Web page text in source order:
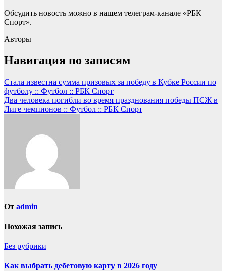
Обсудить новость можно в нашем телеграм-канале «РБК
Спорт».
Авторы
Навигация по записям
Стала известна сумма призовых за победу в Кубке России по
футболу :: Футбол :: РБК Спорт
Два человека погибли во время празднования победы ПСЖ в
Лиге чемпионов :: Футбол :: РБК Спорт
От admin
Похожая запись
Без рубрики
Как выбрать дебетовую карту в 2026 году